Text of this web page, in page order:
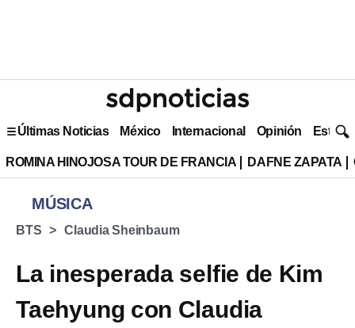
Últimas Noticias México Internacional Opinión Estilo
ROMINA HINOJOSA TOUR DE FRANCIA DAFNE ZAPATA
MÚSICA
BTS Claudia Sheinbaum
La inesperada selfie de Kim
Taehyung con Claudia